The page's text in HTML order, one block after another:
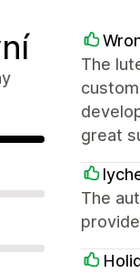
The
great
The